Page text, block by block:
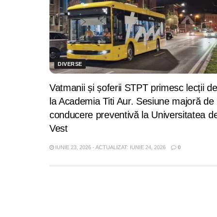
DIVERSE
Vatmanii și șoferii STPT primesc lecții de
la Academia Titi Aur. Sesiune majoră de
conducere preventivă la Universitatea
Vest
IUNIE 23, 2026 - ACTUALIZAT: IUNIE 24, 2026 0